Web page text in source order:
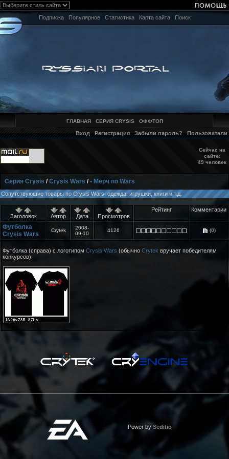
Подписка Популярное Статистика Карта сайта Поиск
ГЛАВНАЯ СЕРИЯ CRYSIS ОФФТОП
Вход Регистрация Забыли пароль? Пользователи
Сейчас на
сайте:
49 человек
Серия Crysis /Crysis Wars /• Мерч по Wars
Сопутствующие товары по Crysis Wars: одежда, игрушки, книги и т.д.
Заголовок Автор Дата Просмотров
Рейтинг Комментарии
Футболка
Crysis Wars
Crytek
2008-
09-10
4126 (0)
Футболка (справа) с логотипом Crysis Wars (обычно Crytek вручает победителям
конкурсов):
Power by Seditio